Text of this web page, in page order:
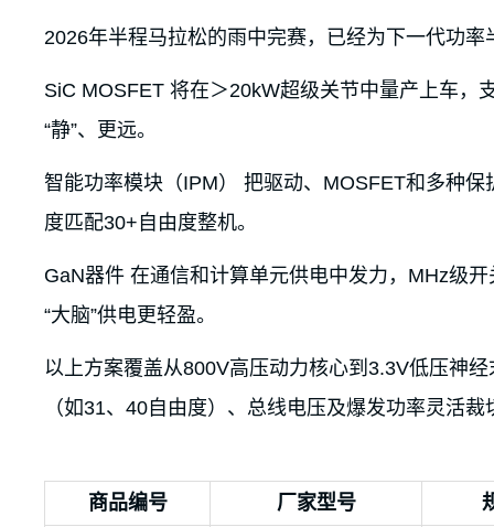
2026年半程马拉松的雨中完赛，已经为下一代功率
SiC MOSFET 将在＞20kW超级关节中量产上车，
“静”、更远。
智能功率模块（IPM） 把驱动、MOSFET和多种
度匹配30+自由度整机。
GaN器件 在通信和计算单元供电中发力，MHz级
“大脑”供电更轻盈。
以上方案覆盖从800V高压动力核心到3.3V低压神
（如31、40自由度）、总线电压及爆发功率灵活裁
商品编号 厂家型号